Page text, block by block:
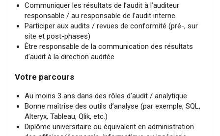
Communiquer les résultats de l’audit à l’auditeur
responsable / au responsable de l’audit interne.
Participer aux audits / revues de conformité (pré-, sur
site et post-phases)
Être responsable de la communication des résultats
d’audit à la direction auditée
Votre parcours
Au moins 3 ans dans des rôles d’audit / analytique
Bonne maîtrise des outils d’analyse (par exemple, SQL,
Alteryx, Tableau, Qlik, etc.)
Diplôme universitaire ou équivalent en administration